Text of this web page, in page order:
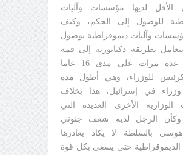
الأقل لديها مؤسسات وآليات
للوصول إلى الحكم، وكيف
وآليات ديموقراطية بوصول
بطريقة دكتاتورية إلى قمة
السلطة عدة مرات على مدى 16 عاما
للوزراء، وهي أطول مدة
في إسرائيل، هذا بخلاف
الوزارية الأخرى العديدة التي
وكأن الرجل لديه شغف جنوني
بالسلطة لا يكاد يغادرها
الديموقراطية حتى يسعى بكل قوة